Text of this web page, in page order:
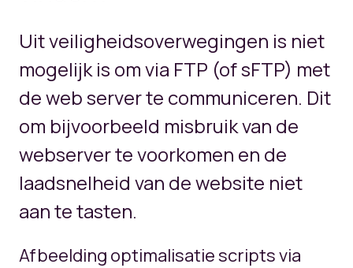
Uit veiligheidsoverwegingen is niet
mogelijk is om via FTP (of sFTP) met
de web server te communiceren. Dit
om bijvoorbeeld misbruik van de
webserver te voorkomen en de
laadsnelheid van de website niet
aan te tasten.
Afbeelding optimalisatie scripts via